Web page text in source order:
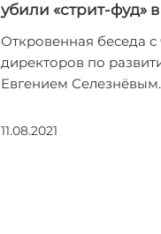
убили «стрит-фуд»
Откровенная беседа
директоров по
Евгением Селезнёвым.
11.08.2021